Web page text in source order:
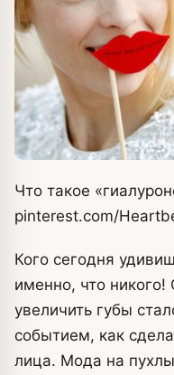
Что такое
pinterest.com/
Кого сегодня
именно, что никого!
увеличить губы
событием, как
лица. Мода на